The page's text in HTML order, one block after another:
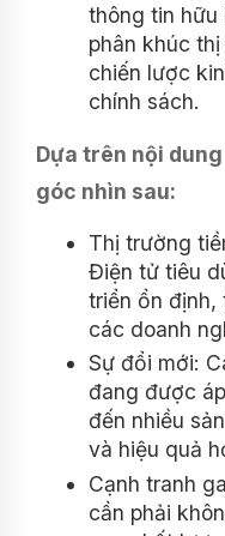
thông tin hữu
phân khúc
chiến lược
chính sách.
Dựa trên nội
góc nhìn sau:
Thị trường
Điện tử tiêu
triển ổn định,
các doanh
Sự đổi mới:
đang được
đến nhiều
và hiệu quả
Cạnh tranh
cần phải